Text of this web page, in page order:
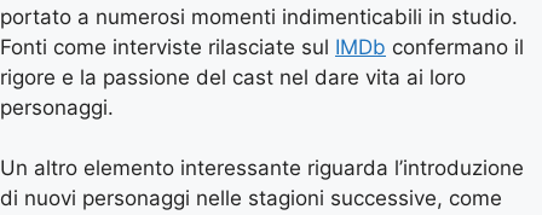
portato a numerosi momenti indimenticabili in studio.
Fonti come interviste rilasciate sul IMDb confermano il
rigore e la passione del cast nel dare vita ai loro
personaggi.
Un altro elemento interessante riguarda l’introduzione
di nuovi personaggi nelle stagioni successive, come